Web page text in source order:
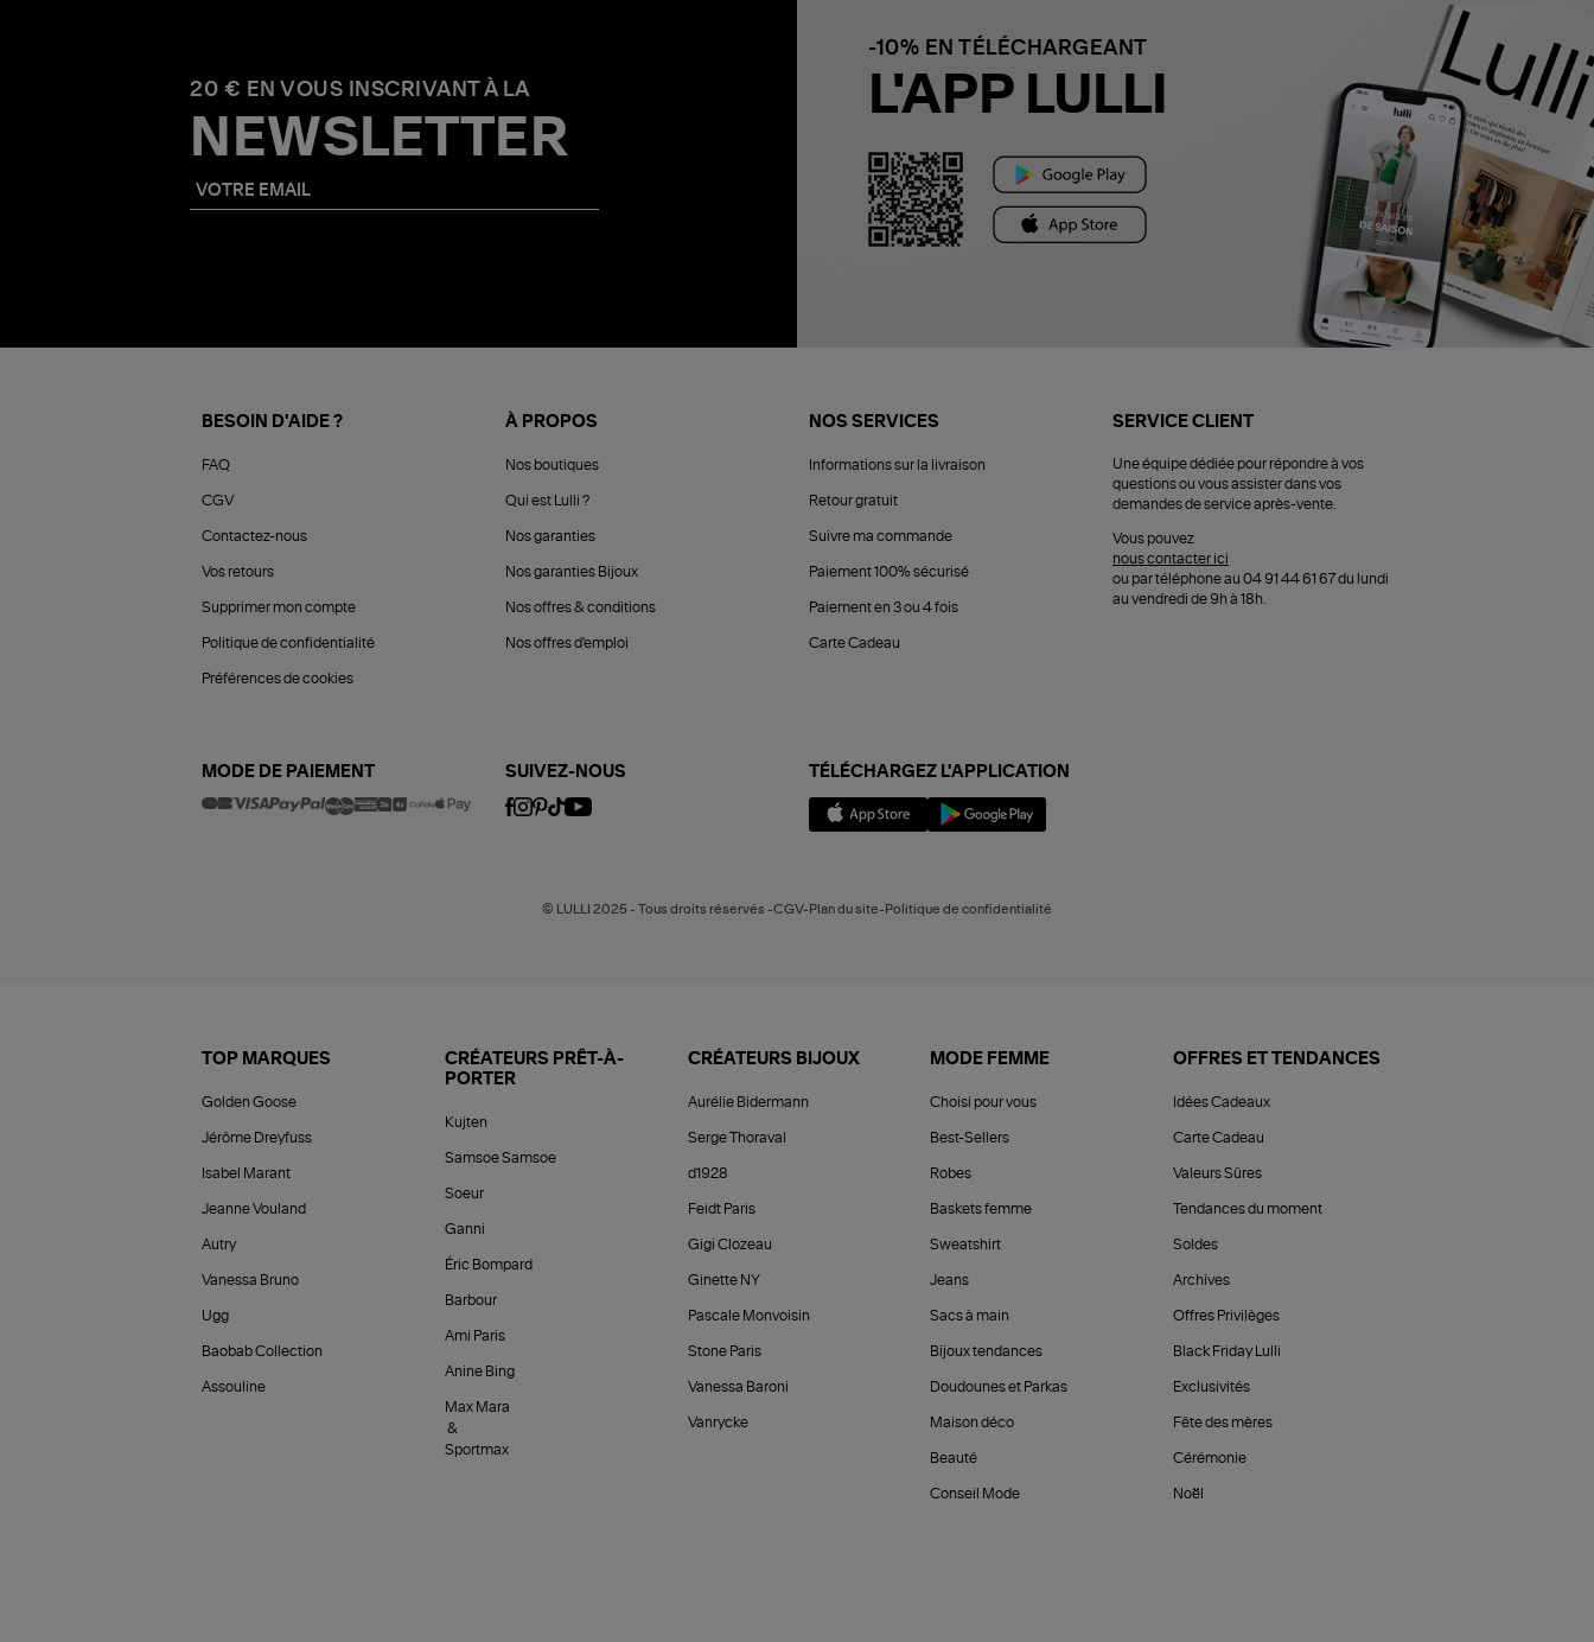
20 € EN VOUS INSCRIVANT À LA
NEWSLETTER
-10% EN TÉLÉCHARGEANT
L'APP LULLI
BESOIN D'AIDE ?
FAQ
CGV
Contactez-nous
Vos retours
Supprimer mon compte
Politique de confidentialité
Préférences de cookies
À PROPOS
Nos boutiques
Qui est Lulli ?
Nos garanties
Nos garanties Bijoux
Nos offres & conditions
Nos offres d'emploi
NOS SERVICES
Informations sur la livraison
Retour gratuit
Suivre ma commande
Paiement 100% sécurisé
Paiement en 3 ou 4 fois
Carte Cadeau
SERVICE CLIENT
Une équipe dédiée pour répondre à vos
questions ou vous assister dans vos
demandes de service après-vente.
Vous pouvez
nous contacter ici
ou par téléphone au 04 91 44 61 67 du lundi
au vendredi de 9h à 18h.
MODE DE PAIEMENT SUIVEZ-NOUS TÉLÉCHARGEZ L'APPLICATION
© LULLI 2025 - Tous droits réservés -CGV-Plan du site-Politique de confidentialité
TOP MARQUES
Golden Goose
Jérôme Dreyfuss
Isabel Marant
Jeanne Vouland
Autry
Vanessa Bruno
Ugg
Baobab Collection
Assouline
CRÉATEURS PRÊT-À-
PORTER
Kujten
Samsoe Samsoe
Soeur
Ganni
Éric Bompard
Barbour
Ami Paris
Anine Bing
Max Mara
&
Sportmax
CRÉATEURS BIJOUX
Aurélie Bidermann
Serge Thoraval
d1928
Feidt Paris
Gigi Clozeau
Ginette NY
Pascale Monvoisin
Stone Paris
Vanessa Baroni
Vanrycke
MODE FEMME
Choisi pour vous
Best-Sellers
Robes
Baskets femme
Sweatshirt
Jeans
Sacs à main
Bijoux tendances
Doudounes et Parkas
Maison déco
Beauté
Conseil Mode
OFFRES ET TENDANCES
Idées Cadeaux
Carte Cadeau
Valeurs Sûres
Tendances du moment
Soldes
Archives
Offres Privilèges
Black Friday Lulli
Exclusivités
Fête des mères
Cérémonie
Noël